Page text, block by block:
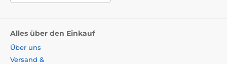
Alles über den Einkauf
Über uns
Versand &